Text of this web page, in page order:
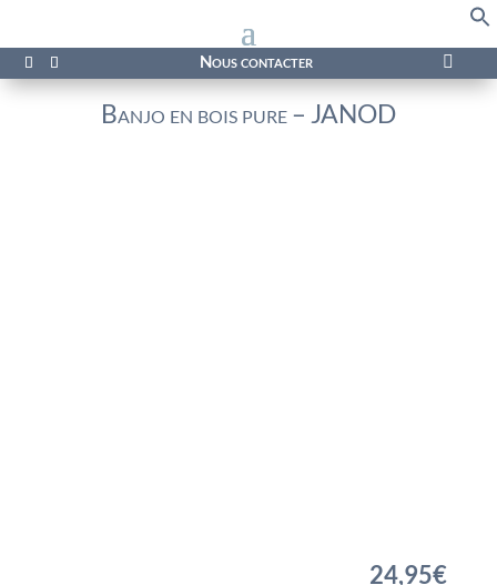
Nous contacter 
Banjo en bois pure – JANOD
24,95€